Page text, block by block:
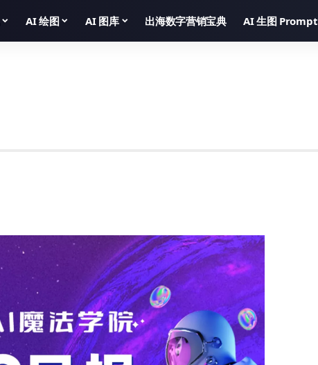
AI 绘图 AI 图库 出海数字营销宝典 AI 生图 Prompt